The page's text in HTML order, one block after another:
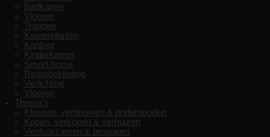
Badkamer
Vloeren
Trappen
Kamerplanten
Kantoor
Kinderkamer
Smart home
Raambekleding
Verlichting
Vloeren
Thema’s
Klussen, verbouwen & onderhouden
Kopen, verkopen & verhuizen
Verduurzamen & besparen